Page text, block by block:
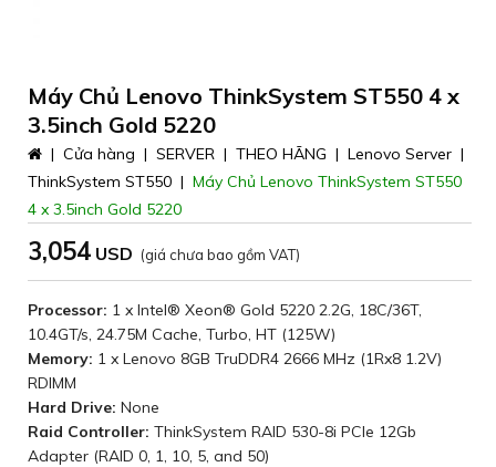
Máy Chủ Lenovo ThinkSystem ST550 4 x
3.5inch Gold 5220
| Cửa hàng | SERVER | THEO HÃNG | Lenovo Server |
ThinkSystem ST550 | Máy Chủ Lenovo ThinkSystem ST550
4 x 3.5inch Gold 5220
3,054 (giá chưa bao gồm VAT)
Processor: 1 x Intel® Xeon® Gold 5220 2.2G, 18C/36T,
10.4GT/s, 24.75M Cache, Turbo, HT (125W)
Memory: 1 x Lenovo 8GB TruDDR4 2666 MHz (1Rx8 1.2V)
RDIMM
Hard Drive: None
Raid Controller: ThinkSystem RAID 530-8i PCIe 12Gb
Adapter (RAID 0, 1, 10, 5, and 50)